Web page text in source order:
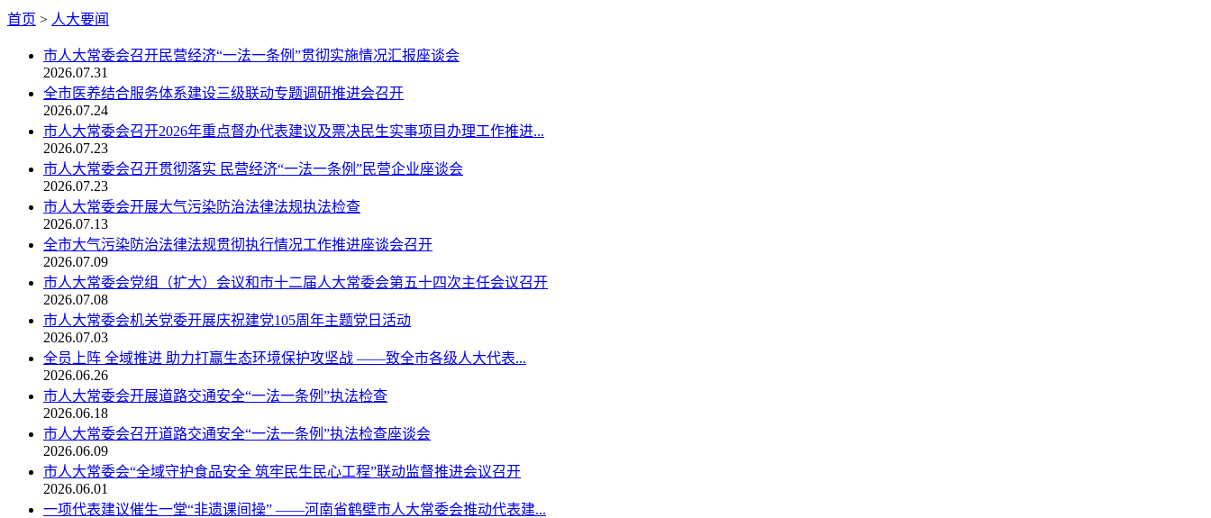
首页 > 人大要闻
市人大常委会召开民营经济“一法一条例”贯彻实施情况汇报座谈会
2026.07.31
全市医养结合服务体系建设三级联动专题调研推进会召开
2026.07.24
市人大常委会召开2026年重点督办代表建议及票决民生实事项目办理工作推进...
2026.07.23
市人大常委会召开贯彻落实 民营经济“一法一条例”民营企业座谈会
2026.07.23
市人大常委会开展大气污染防治法律法规执法检查
2026.07.13
全市大气污染防治法律法规贯彻执行情况工作推进座谈会召开
2026.07.09
市人大常委会党组（扩大）会议和市十二届人大常委会第五十四次主任会议召开
2026.07.08
市人大常委会机关党委开展庆祝建党105周年主题党日活动
2026.07.03
全员上阵 全域推进 助力打赢生态环境保护攻坚战 ——致全市各级人大代表...
2026.06.26
市人大常委会开展道路交通安全“一法一条例”执法检查
2026.06.18
市人大常委会召开道路交通安全“一法一条例”执法检查座谈会
2026.06.09
市人大常委会“全域守护食品安全 筑牢民生民心工程”联动监督推进会议召开
2026.06.01
一项代表建议催生一堂“非遗课间操” ——河南省鹤壁市人大常委会推动代表建...